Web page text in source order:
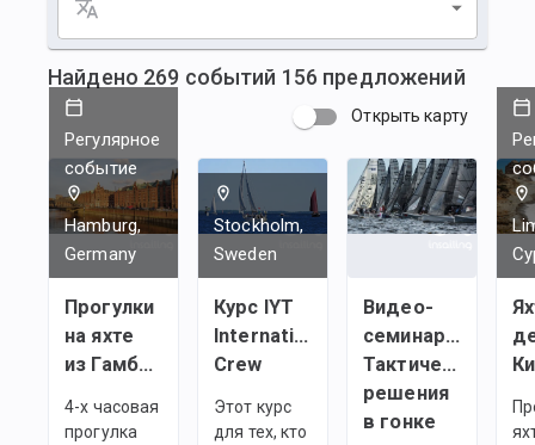
Найдено 269 событий 156 предложений
Открыть карту
Регулярное
событие
Hamburg,
Germany
Прогулки
на яхте
из Гамбурга
4-х часовая
прогулка
Stockholm,
Sweden
Курс IYT
International
Crew
Этот курс
для тех, кто
Видео-
семинары:
Тактические
решения
в гонке